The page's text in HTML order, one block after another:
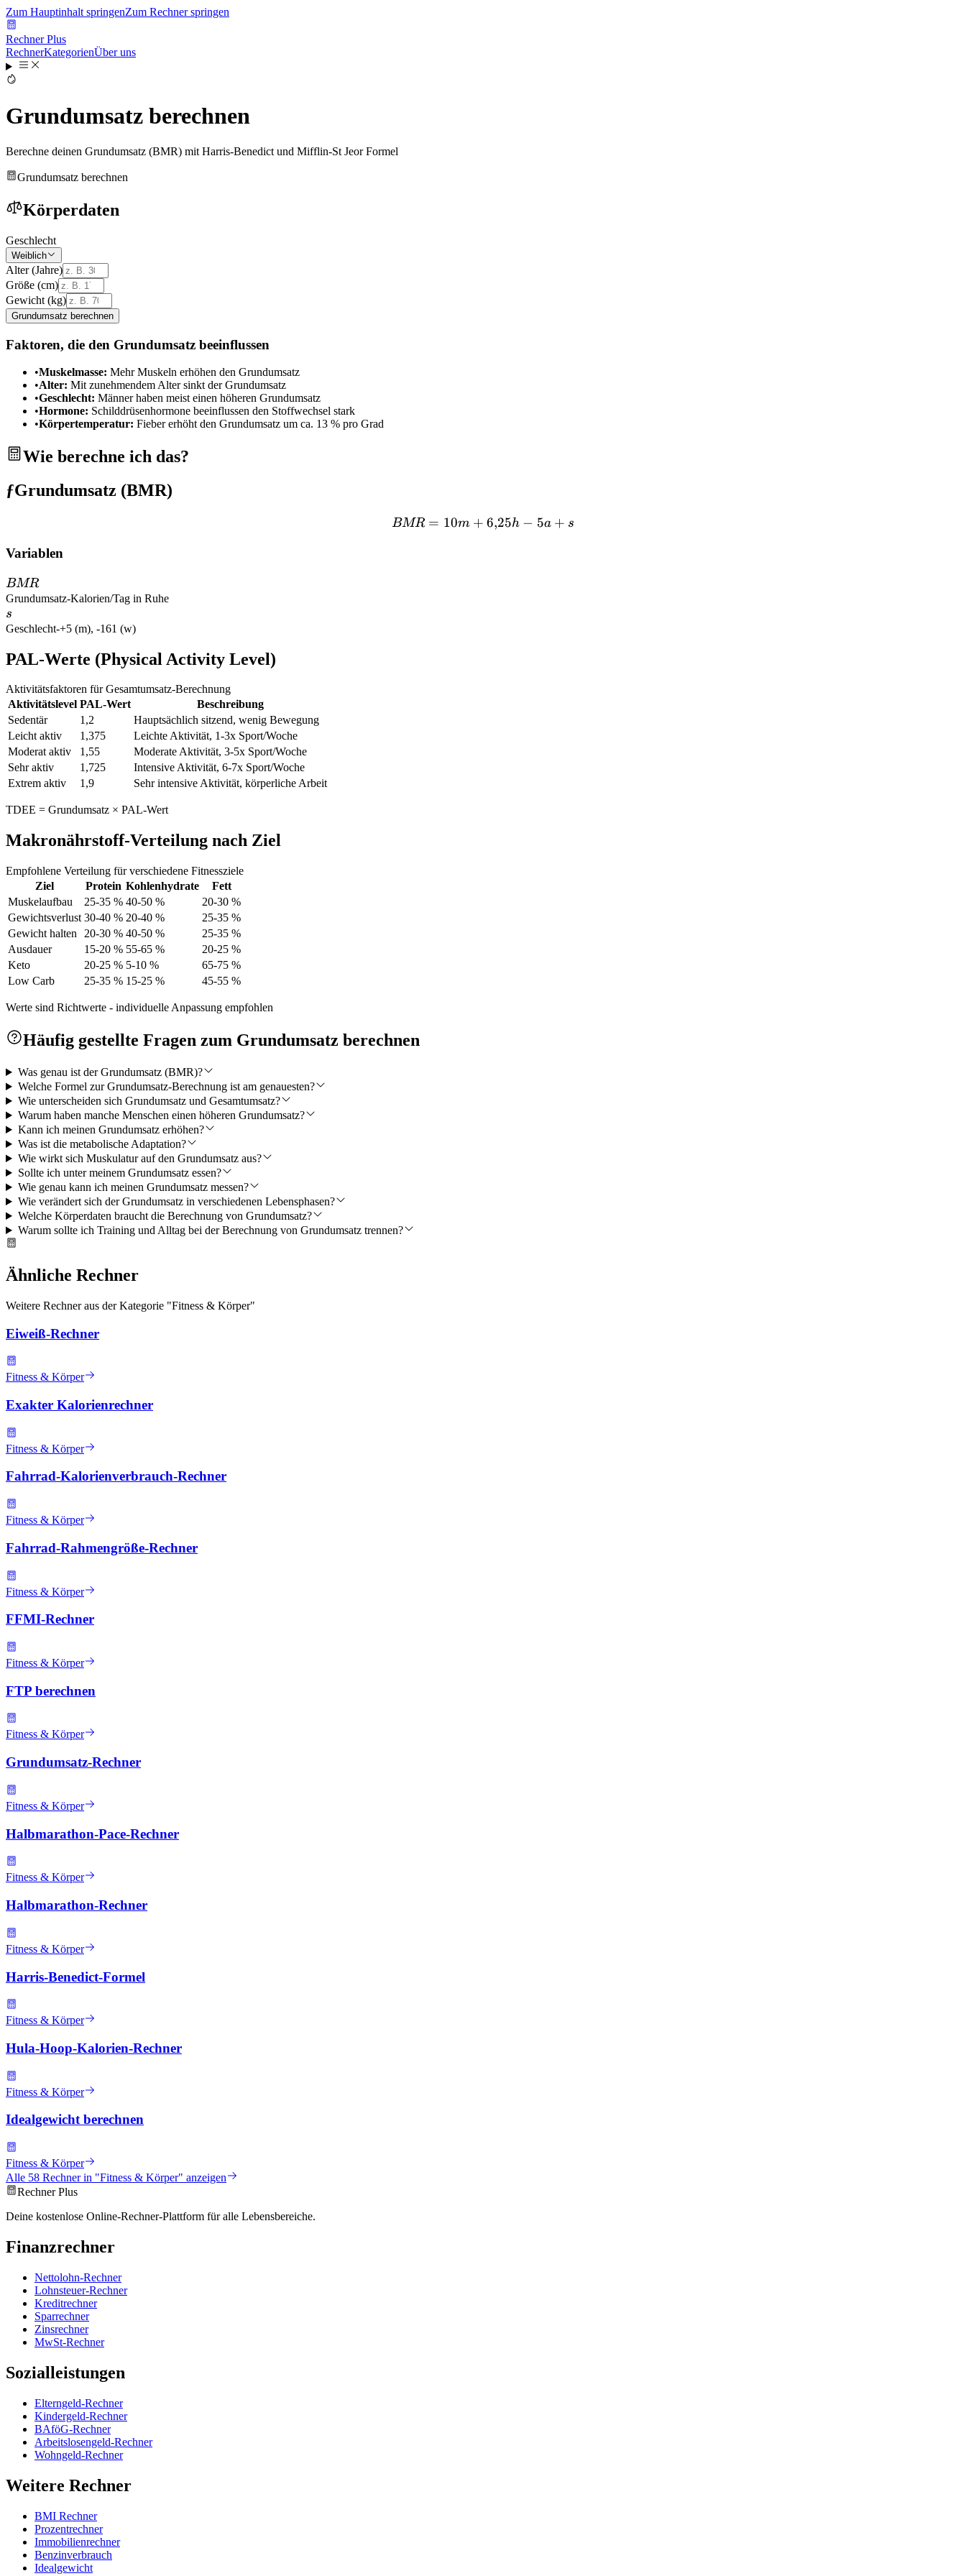
Zum Hauptinhalt springenZum Rechner springen
Rechner Plus
RechnerKategorienÜber uns
Grundumsatz berechnen
Berechne deinen Grundumsatz (BMR) mit Harris-Benedict und Mifflin-St Jeor Formel
Grundumsatz berechnen
Körperdaten
Geschlecht
Weiblich
Alter (Jahre)
Größe (cm)
Gewicht (kg)
Grundumsatz berechnen
Faktoren, die den Grundumsatz beeinflussen
•Muskelmasse: Mehr Muskeln erhöhen den Grundumsatz
•Alter: Mit zunehmendem Alter sinkt der Grundumsatz
•Geschlecht: Männer haben meist einen höheren Grundumsatz
•Hormone: Schilddrüsenhormone beeinflussen den Stoffwechsel stark
•Körpertemperatur: Fieber erhöht den Grundumsatz um ca. 13 % pro Grad
Wie berechne ich das?
ƒGrundumsatz (BMR)
BMR = 10m + 6{,}25h - 5a + s
BMR = 10m + 6,25h − 5a + s
Variablen
BMR
BMR
Grundumsatz-Kalorien/Tag in Ruhe
s
s
Geschlecht-+5 (m), -161 (w)
PAL-Werte (Physical Activity Level)
Aktivitätsfaktoren für Gesamtumsatz-Berechnung
Aktivitätslevel PAL-Wert
Beschreibung
Sedentär
1,2
Hauptsächlich sitzend, wenig Bewegung
Leicht aktiv
1,375
Leichte Aktivität, 1-3x Sport/Woche
Moderat aktiv
1,55
Moderate Aktivität, 3-5x Sport/Woche
Sehr aktiv
1,725
Intensive Aktivität, 6-7x Sport/Woche
Extrem aktiv
1,9 Sehr intensive Aktivität, körperliche Arbeit
TDEE = Grundumsatz × PAL-Wert
Makronährstoff-Verteilung nach Ziel
Empfohlene Verteilung für verschiedene Fitnessziele
Ziel
Protein Kohlenhydrate
Fett
Muskelaufbau
25-35 % 40-50 %
20-30 %
Gewichtsverlust 30-40 % 20-40 %
25-35 %
Gewicht halten
20-30 % 40-50 %
25-35 %
Ausdauer
15-20 % 55-65 %
20-25 %
Keto
20-25 % 5-10 %
65-75 %
Low Carb
25-35 % 15-25 % 45-55 %
Werte sind Richtwerte - individuelle Anpassung empfohlen
Häufig gestellte Fragen zum Grundumsatz berechnen
Was genau ist der Grundumsatz (BMR)?
Welche Formel zur Grundumsatz-Berechnung ist am genauesten?
Wie unterscheiden sich Grundumsatz und Gesamtumsatz?
Warum haben manche Menschen einen höheren Grundumsatz?
Kann ich meinen Grundumsatz erhöhen?
Was ist die metabolische Adaptation?
Wie wirkt sich Muskulatur auf den Grundumsatz aus?
Sollte ich unter meinem Grundumsatz essen?
Wie genau kann ich meinen Grundumsatz messen?
Wie verändert sich der Grundumsatz in verschiedenen Lebensphasen?
Welche Körperdaten braucht die Berechnung von Grundumsatz?
Warum sollte ich Training und Alltag bei der Berechnung von Grundumsatz trennen?
Ähnliche Rechner
Weitere Rechner aus der Kategorie "Fitness & Körper"
Eiweiß-Rechner
Fitness & Körper
Exakter Kalorienrechner
Fitness & Körper
Fahrrad-Kalorienverbrauch-Rechner
Fitness & Körper
Fahrrad-Rahmengröße-Rechner
Fitness & Körper
FFMI-Rechner
Fitness & Körper
FTP berechnen
Fitness & Körper
Grundumsatz-Rechner
Fitness & Körper
Halbmarathon-Pace-Rechner
Fitness & Körper
Halbmarathon-Rechner
Fitness & Körper
Harris-Benedict-Formel
Fitness & Körper
Hula-Hoop-Kalorien-Rechner
Fitness & Körper
Idealgewicht berechnen
Fitness & Körper
Alle 58 Rechner in "Fitness & Körper" anzeigen
Rechner Plus
Deine kostenlose Online-Rechner-Plattform für alle Lebensbereiche.
Finanzrechner
Nettolohn-Rechner
Lohnsteuer-Rechner
Kreditrechner
Sparrechner
Zinsrechner
MwSt-Rechner
Sozialleistungen
Elterngeld-Rechner
Kindergeld-Rechner
BAföG-Rechner
Arbeitslosengeld-Rechner
Wohngeld-Rechner
Weitere Rechner
BMI Rechner
Prozentrechner
Immobilienrechner
Benzinverbrauch
Idealgewicht